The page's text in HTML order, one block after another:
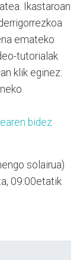
Ikastaroan
emateko
tutorialak
klik eginez:
bidez
solairua)
09:00etatik